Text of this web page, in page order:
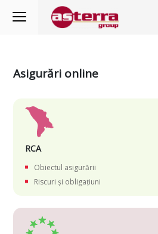
Asigurări online
RCA
Obiectul asigurării
Riscuri și obligațiuni